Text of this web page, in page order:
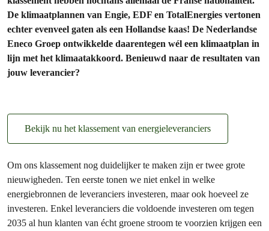
De klimaatplannen van Engie, EDF en TotalEnergies vertonen
echter evenveel gaten als een Hollandse kaas! De Nederlandse
Eneco Groep ontwikkelde daarentegen wél een klimaatplan in
lijn met het klimaatakkoord. Benieuwd naar de resultaten van
jouw leverancier?
Bekijk nu het klassement van energieleveranciers
Om ons klassement nog duidelijker te maken zijn er twee grote
nieuwigheden. Ten eerste tonen we niet enkel in welke
energiebronnen de leveranciers investeren, maar ook hoeveel ze
investeren. Enkel leveranciers die voldoende investeren om tegen
2035 al hun klanten van écht groene stroom te voorzien krijgen een